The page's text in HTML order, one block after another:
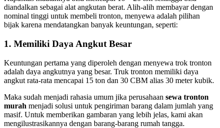
diandalkan sebagai alat angkutan berat. Alih-alih membayar dengan
nominal tinggi untuk membeli tronton, menyewa adalah pilihan
bijak karena mendatangkan banyak keuntungan, seperti:
1. Memiliki Daya Angkut Besar
Keuntungan pertama yang diperoleh dengan menyewa trok tronton
adalah daya angkutnya yang besar. Truk tronton memiliki daya
angkut rata-rata mencapai 15 ton dan 30 CBM alias 30 meter kubik.
Maka sudah menjadi rahasia umum jika perusahaan sewa tronton
murah menjadi solusi untuk pengiriman barang dalam jumlah yang
masif. Untuk memberikan gambaran yang lebih jelas, kami akan
mengilustrasikannya dengan barang-barang rumah tangga.